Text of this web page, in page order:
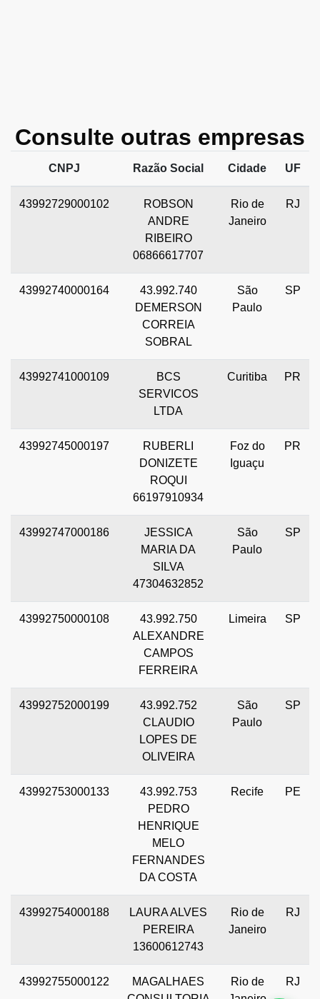
Consulte outras empresas
CNPJ Razão Social Cidade UF
43992729000102
ROBSON
ANDRE
RIBEIRO
06866617707
Rio de
Janeiro
RJ
43992740000164
43.992.740
DEMERSON
CORREIA
SOBRAL
São
Paulo
SP
43992741000109
BCS
SERVICOS
LTDA
Curitiba PR
43992745000197
RUBERLI
DONIZETE
ROQUI
66197910934
Foz do
Iguaçu
PR
43992747000186
JESSICA
MARIA DA
SILVA
47304632852
São
Paulo
SP
43992750000108
43.992.750
ALEXANDRE
CAMPOS
FERREIRA
Limeira SP
43992752000199
43.992.752
CLAUDIO
LOPES DE
OLIVEIRA
São
Paulo
SP
43992753000133
43.992.753
PEDRO
HENRIQUE
MELO
FERNANDES
DA COSTA
Recife PE
43992754000188
LAURA ALVES
PEREIRA
13600612743
Rio de
Janeiro
RJ
43992755000122
MAGALHAES
Rio de
RJ